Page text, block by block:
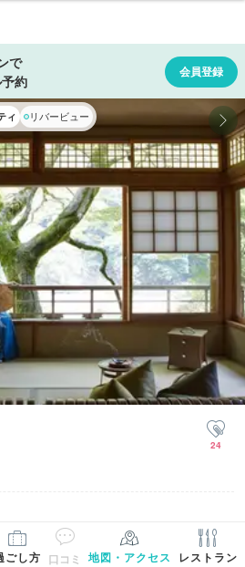
ィ リバービュー
24
ごし方 口コミ 地図・アクセス レストラン